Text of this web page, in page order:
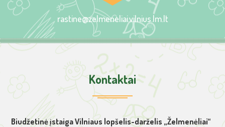
rastine@zelmeneliai.vilnius.lm.lt
Kontaktai
Biudžetinė įstaiga Vilniaus lopšelis-darželis „Želmenėliai“